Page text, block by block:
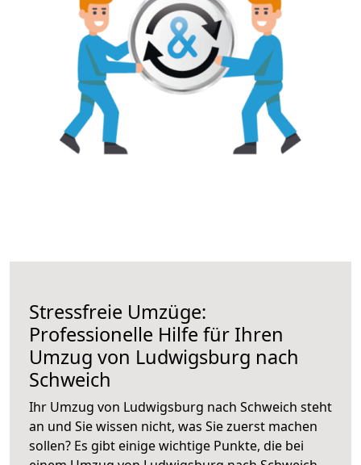
Stressfreie Umzüge:
Professionelle Hilfe für Ihren
Umzug von Ludwigsburg nach
Schweich
Ihr Umzug von Ludwigsburg nach Schweich steht
an und Sie wissen nicht, was Sie zuerst machen
sollen? Es gibt einige wichtige Punkte, die bei